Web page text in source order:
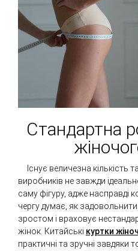
Стандартна
Існує величезна кількість
виробників не завжди
саму фігуру, адже насправді
чергу думає, як
зростом і враховує
жінок. Китайські куртки
практичні та зручні завдяки